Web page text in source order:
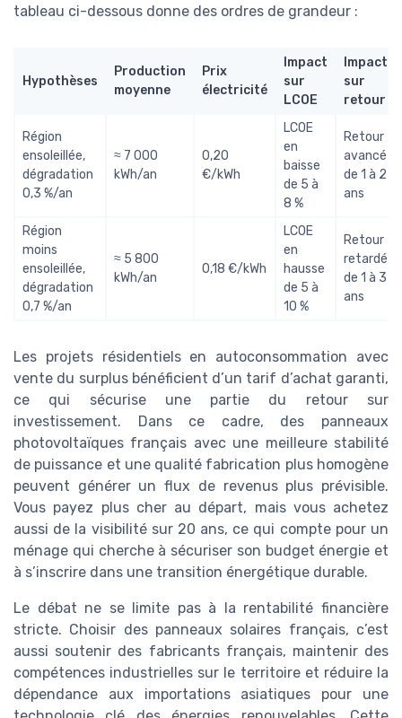
tableau ci-dessous donne des ordres de grandeur :
Hypothèses
Production
moyenne
Prix
électricité
Impact
sur
LCOE
Impact
sur
retour
Région
ensoleillée,
dégradation
0,3 %/an
≈ 7 000
kWh/an
0,20
€/kWh
LCOE
en
baisse
de 5 à
8 %
Retour
avancé
de 1 à 2
ans
Région
moins
ensoleillée,
dégradation
0,7 %/an
≈ 5 800
kWh/an
0,18 €/kWh
LCOE
en
hausse
de 5 à
10 %
Retour
retardé
de 1 à 3
ans
Les projets résidentiels en autoconsommation avec
vente du surplus bénéficient d’un tarif d’achat garanti,
ce qui sécurise une partie du retour sur
investissement. Dans ce cadre, des panneaux
photovoltaïques français avec une meilleure stabilité
de puissance et une qualité fabrication plus homogène
peuvent générer un flux de revenus plus prévisible.
Vous payez plus cher au départ, mais vous achetez
aussi de la visibilité sur 20 ans, ce qui compte pour un
ménage qui cherche à sécuriser son budget énergie et
à s’inscrire dans une transition énergétique durable.
Le débat ne se limite pas à la rentabilité financière
stricte. Choisir des panneaux solaires français, c’est
aussi soutenir des fabricants français, maintenir des
compétences industrielles sur le territoire et réduire la
dépendance aux importations asiatiques pour une